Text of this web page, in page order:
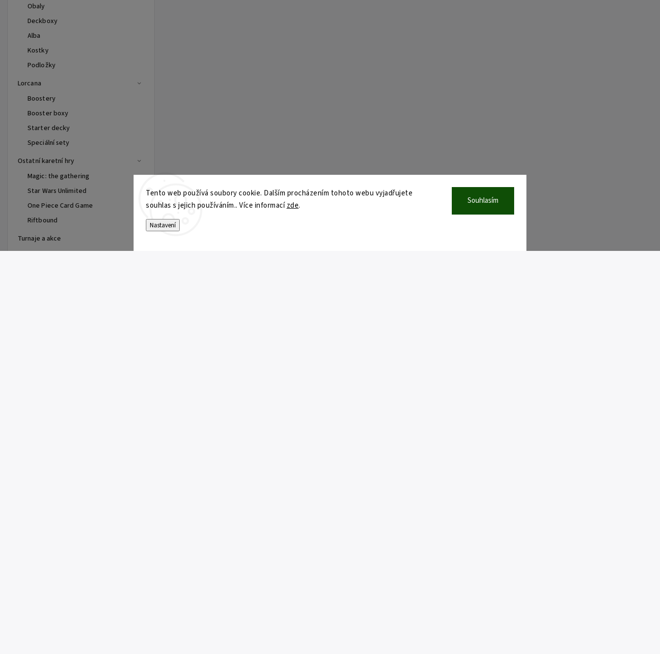
Tento web používá soubory cookie. Dalším procházením tohoto webu vyjadřujete
souhlas s jejich používáním.. Více informacízde.
Nastavení
Souhlasím
Obaly
Deckboxy
Alba
Kostky
Podložky
Lorcana
Boostery
Booster boxy
Starter decky
Speciální sety
Ostatní karetní hry
Magic: the gathering
Star Wars Unlimited
One Piece Card Game
Riftbound
Turnaje a akce